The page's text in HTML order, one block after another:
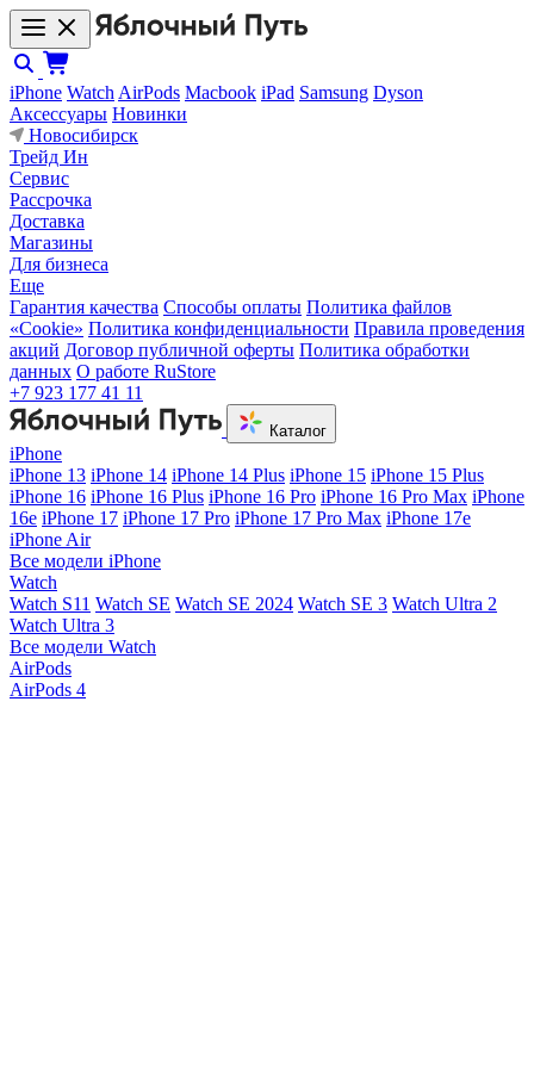
iPhone Watch AirPods Macbook iPad Samsung Dyson
Аксессуары Новинки
Новосибирск
Трейд Ин
Сервис
Рассрочка
Доставка
Магазины
Для бизнеса
Еще
Гарантия качества Способы оплаты Политика файлов
«Cookie» Политика конфиденциальности Правила проведения
акций Договор публичной оферты Политика обработки
данных О работе RuStore
+7 923 177 41 11
Каталог
iPhone
iPhone 13 iPhone 14 iPhone 14 Plus iPhone 15 iPhone 15 Plus
iPhone 16 iPhone 16 Plus iPhone 16 Pro iPhone 16 Pro Max iPhone
16e iPhone 17 iPhone 17 Pro iPhone 17 Pro Max iPhone 17e
iPhone Air
Все модели iPhone
Watch
Watch S11 Watch SE Watch SE 2024 Watch SE 3 Watch Ultra 2
Watch Ultra 3
Все модели Watch
AirPods
AirPods 4